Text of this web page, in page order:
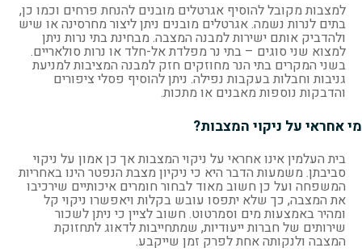
למצבות מקובל להוסיף אגרטלים מובנים להנחת פרחים וכמו כן,
בתים לנרות נשמה. אגרטלים מובנים ניתן ליצור מחרסינה או שיש
ולהדביק אותם ישירות למבנה המצבה. מבחינת בתי נרות ניתן
למצוא שני סוגים – בתי נר מפלדת אל-חלד או נרות סולאריים.
בשני המקרים בתי הנר מחוזקים חזק למבנה המציבות למניעת
גניבות וחבלות בעקבות נפילה. ניתן להוסיף פסלי ציפורים
והדבקות נוספות מאבנים או מתכות.
מי אחראי על ניקוי המצבות?
בית העלמין אינו אחראי על ניקוי המצבות אך כן אמון על ניקוי
סביבתן. משמעות הדבר היא כי ניקיון מצבת הנפטר הינו באחריות
המשפחה ועל כן חשוב מאוד לבחור חומרים איכותיים שירכיבו
את המצבה, כך שלא יתפסו עובש בקלות ויאפשרו ניקוי קל
ומהיר באמצעות מים וסמרטוט. חשוב לציין כי ניתן לשכור
שירותים של חברות ייעודיות, שמתחייבות לדאוג לתחזוקת
המצבה ולנקותה אחת לפרק זמן שייקבע.